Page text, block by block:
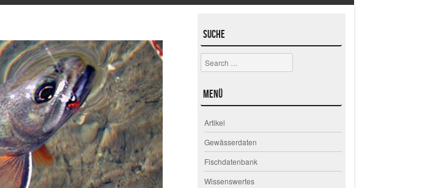
Suche
Search
Menü
Artikel
Gewässerdaten
Fischdatenbank
Wissenswertes